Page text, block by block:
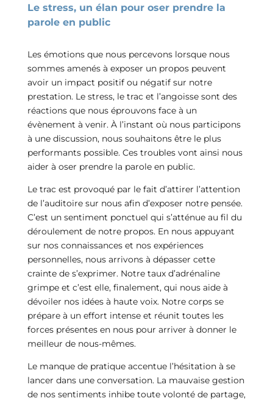
Le stress, un élan pour oser prendre la
parole en public
Les émotions que nous percevons lorsque nous
sommes amenés à exposer un propos peuvent
avoir un impact positif ou négatif sur notre
prestation. Le stress, le trac et l’angoisse sont des
réactions que nous éprouvons face à un
évènement à venir. À l’instant où nous participons
à une discussion, nous souhaitons être le plus
performants possible. Ces troubles vont ainsi nous
aider à oser prendre la parole en public.
Le trac est provoqué par le fait d’attirer l’attention
de l’auditoire sur nous afin d’exposer notre pensée.
C’est un sentiment ponctuel qui s’atténue au fil du
déroulement de notre propos. En nous appuyant
sur nos connaissances et nos expériences
personnelles, nous arrivons à dépasser cette
crainte de s’exprimer. Notre taux d’adrénaline
grimpe et c’est elle, finalement, qui nous aide à
dévoiler nos idées à haute voix. Notre corps se
prépare à un effort intense et réunit toutes les
forces présentes en nous pour arriver à donner le
meilleur de nous-mêmes.
Le manque de pratique accentue l’hésitation à se
lancer dans une conversation. La mauvaise gestion
de nos sentiments inhibe toute volonté de partage,